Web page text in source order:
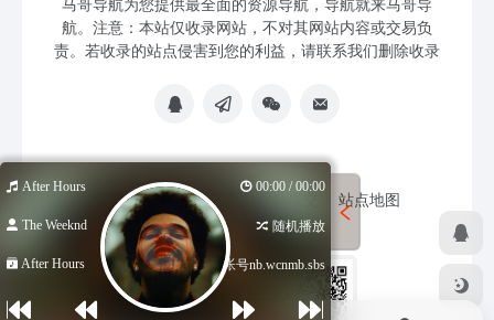
航。注意：本站仅收录网站，不对其网站内容或交易负
责。若收录的站点侵害到您的利益，请联系我们删除收录
免责声明 友链申请 站点地图
After Hours 00:00 / 00:00
The Weeknd 随机播放
After Hours 低价海外帐号nb.wcnmb.sbs